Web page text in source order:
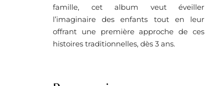
famille, cet album veut éveiller
l’imaginaire des enfants tout en leur
offrant une première approche de ces
histoires traditionnelles, dès 3 ans.